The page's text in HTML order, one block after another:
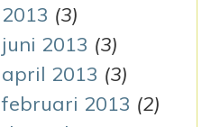
2013 (3)
juni 2013 (3)
april 2013 (3)
februari 2013 (2)